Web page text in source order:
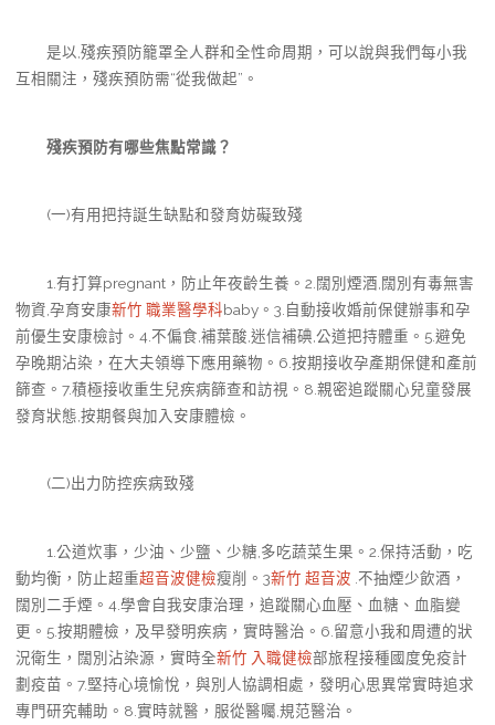
是以,殘疾預防籠罩全人群和全性命周期，可以說與我們每小我
互相關注，殘疾預防需“從我做起”。
殘疾預防有哪些焦點常識？
(一)有用把持誕生缺點和發育妨礙致殘
1.有打算pregnant，防止年夜齡生養。2.闊別煙酒,闊別有毒無害
物資,孕育安康新竹 職業醫學科baby。3.自動接收婚前保健辦事和孕
前優生安康檢討。4.不偏食,補葉酸,迷信補碘,公道把持體重。5.避免
孕晚期沾染，在大夫領導下應用藥物。6.按期接收孕產期保健和產前
篩查。7.積極接收重生兒疾病篩查和訪視。8.親密追蹤關心兒童發展
發育狀態,按期餐與加入安康體檢。
(二)出力防控疾病致殘
1.公道炊事，少油、少鹽、少糖,多吃蔬菜生果。2.保持活動，吃
動均衡，防止超重超音波健檢瘦削。3新竹 超音波 .不抽煙少飲酒，
闊別二手煙。4.學會自我安康治理，追蹤關心血壓、血糖、血脂變
更。5.按期體檢，及早發明疾病，實時醫治。6.留意小我和周遭的狀
況衛生，闊別沾染源，實時全新竹 入職健檢部旅程接種國度免疫計
劃疫苗。7.堅持心境愉悅，與別人協調相處，發明心思異常實時追求
專門研究輔助。8.實時就醫，服從醫囑,規范醫治。